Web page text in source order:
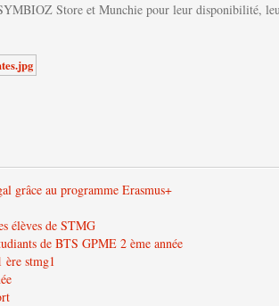
Store et Munchie pour leur disponibilité,
grâce au programme Erasmus+
élèves de STMG
de BTS GPME 2 ème année
ère stmg1